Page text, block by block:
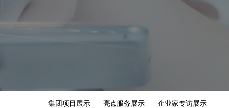
集团项目展示 亮点服务展示 企业家专访展示